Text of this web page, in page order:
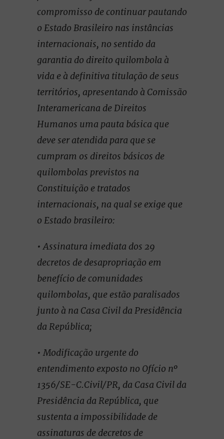
compromisso de continuar pautando
o Estado Brasileiro nas instâncias
internacionais, no sentido da
garantia do direito quilombola à
vida e à definitiva titulação de seus
territórios, apresentando à Comissão
Interamericana de Direitos
Humanos uma pauta básica que
deve ser atendida para que se
cumpram os direitos básicos de
quilombolas previstos na
Constituição e tratados
internacionais, na qual se exige que
o Estado brasileiro:
• Assinatura imediata dos 29
decretos de desapropriação em
benefício de comunidades
quilombolas, que estão paralisados
junto à na Casa Civil da Presidência
da República;
• Modificação urgente do
entendimento exposto no Ofício nº
1356/SE-C.Civil/PR, da Casa Civil da
Presidência da República, que
sustenta a impossibilidade de
assinaturas de decretos de